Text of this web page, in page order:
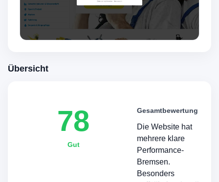
Übersicht
78
Gut
Gesamtbewertung
Die Website hat
mehrere klare
Performance-
Bremsen.
Besonders